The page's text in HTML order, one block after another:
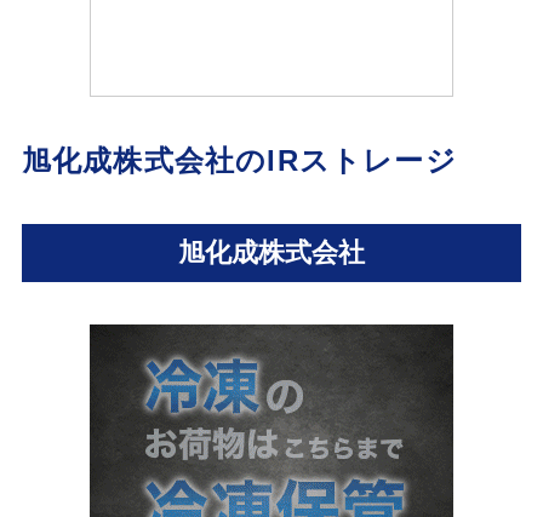
旭化成株式会社のIRストレージ
旭化成株式会社